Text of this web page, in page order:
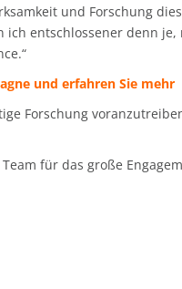
und Forschung
entschlossener denn je,
und erfahren Sie mehr
Forschung
für das große